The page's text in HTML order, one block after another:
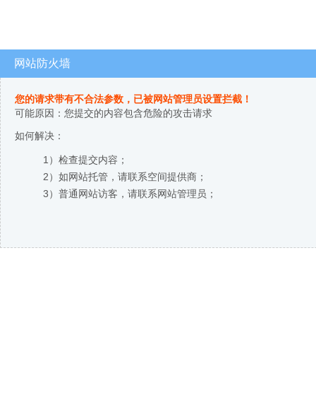
网站防火墙
您的请求带有不合法参数，已被网站管理员设置拦截！
可能原因：您提交的内容包含危险的攻击请求
如何解决：
1）检查提交内容；
2）如网站托管，请联系空间提供商；
3）普通网站访客，请联系网站管理员；